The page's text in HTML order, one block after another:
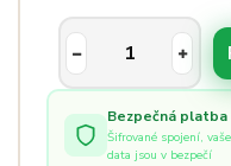
Bezpečná platba
Šifrované spojení, vaše
data jsou v bezpečí